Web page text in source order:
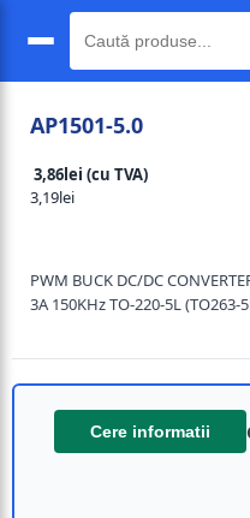
AP1501-5.0
3,86lei (cu TVA)
3,19lei
PWM BUCK DC/DC
3A 150KHz TO-220-5L (TO263-
Cere informatii